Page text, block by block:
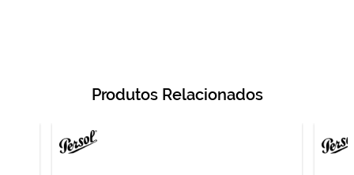
Produtos Relacionados